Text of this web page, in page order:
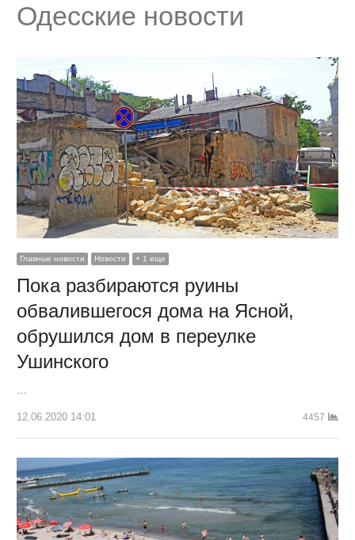
Одесские новости
Главные новости Новости + 1 еще
Пока разбираются руины
обвалившегося дома на Ясной,
обрушился дом в переулке
Ушинского
12.06.2020 14:01 4457